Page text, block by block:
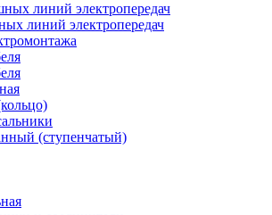
линий электропередач
линий электропередач
(ступенчатый)